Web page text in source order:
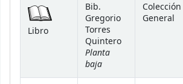
Libro
Bib.
Gregorio
Torres
Quintero
Planta
baja
Colección
General